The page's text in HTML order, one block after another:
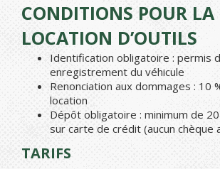
CONDITIONS POUR LA
LOCATION D’OUTILS
Identification obligatoire : permis
enregistrement du véhicule
Renonciation aux dommages : 10
location
Dépôt obligatoire : minimum de
sur carte de crédit (aucun chèque
TARIFS